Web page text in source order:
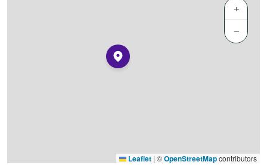
+
−
Leaflet | ©OpenStreetMapcontributors